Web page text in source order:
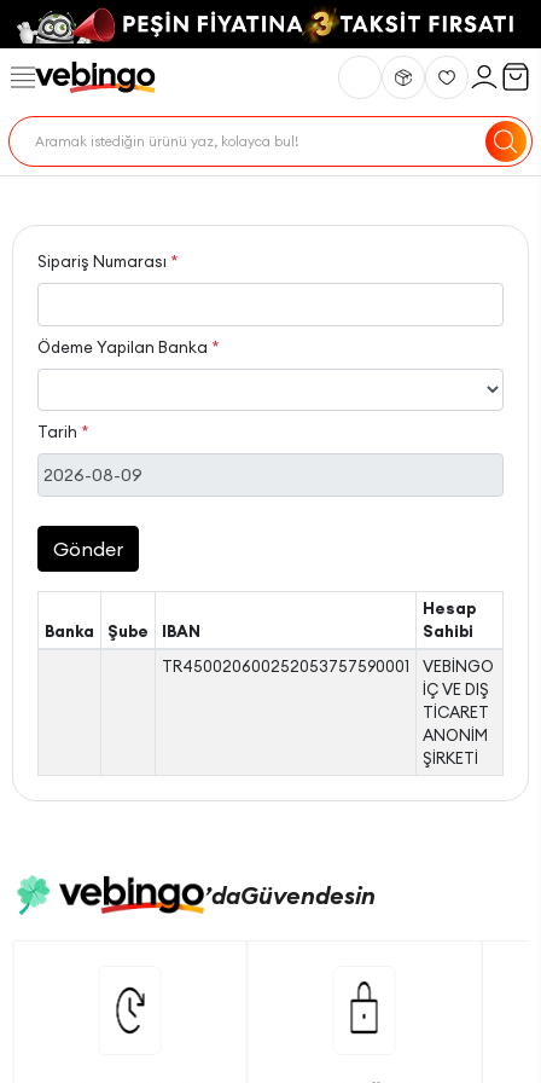
Sipariş Numarası *
Ödeme Yapilan Banka *
Tarih *
Gönder
Banka Şube IBAN
Hesap
Sahibi
TR450020600252053757590001
VEBİNGO
İÇ VE DIŞ
TİCARET
ANONİM
ŞİRKETİ
’daGüvendesin